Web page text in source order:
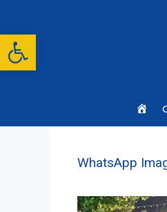
Abrir barra de
contenido
WhatsApp